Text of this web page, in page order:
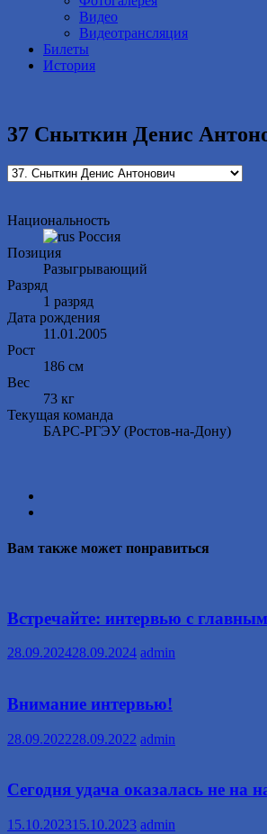
Видео
Видеотрансляция
Билеты
История
37 Сныткин Денис
Национальность
Россия
Позиция
Разыгрывающий
Разряд
1 разряд
Дата рождения
11.01.2005
Рост
186 см
Вес
73 кг
Текущая команда
БАРС-РГЭУ (Ростов-на-Дону)
Вам также может понравиться
Встречайте: интервью с
28.09.202428.09.2024 admin
Внимание интервью!
28.09.202228.09.2022 admin
Сегодня удача оказалась не на
15.10.202315.10.2023 admin